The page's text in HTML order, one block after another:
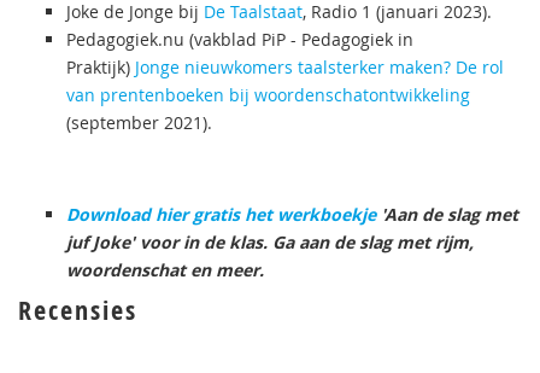
Joke de Jonge bij De Taalstaat, Radio 1 (januari 2023).
Pedagogiek.nu (vakblad PiP - Pedagogiek in
Praktijk) Jonge nieuwkomers taalsterker maken? De rol
van prentenboeken bij woordenschatontwikkeling
(september 2021).
Download hier gratis het werkboekje'Aan de slag met
juf Joke' voor in de klas. Ga aan de slag met rijm,
woordenschat en meer.
Recensies